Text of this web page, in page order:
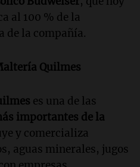
al 100 % de la
de la compañía.
Quilmes
es una de las
importantes de la
y comercializa
aguas minerales, jugos